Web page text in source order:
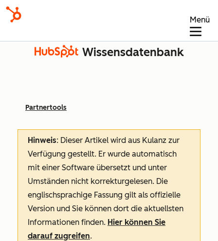
Menü
Wissensdatenbank
Partnertools
Hinweis: Dieser Artikel wird aus Kulanz zur
Verfügung gestellt. Er wurde automatisch
mit einer Software übersetzt und unter
Umständen nicht korrekturgelesen. Die
englischsprachige Fassung gilt als offizielle
Version und Sie können dort die aktuellsten
Informationen finden. Hier können Sie
darauf zugreifen.